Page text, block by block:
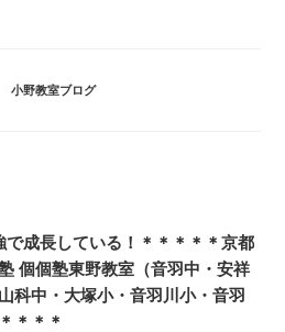
カ
小野教室ブログ
で成長している！＊＊＊＊＊京都
個個塾東野教室（音羽中・安祥
科中・大塚小・音羽川小・音羽
＊＊＊